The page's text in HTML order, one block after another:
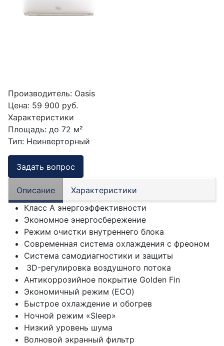
Производитель: Oasis
Цена: 59 900 руб.
Характеристики
Площадь: до 72 м²
Тип: Неинверторный
Задать вопрос
Описание
Характеристики
Класс А энергоэффективности
Экономное энергосбережение
Режим очистки внутреннего блока
Современная система охлаждения с фреоном
Система самодиагностики и защиты
3D-регулировка воздушного потока
Антикоррозийное покрытие Golden Fin
Экономичный режим (ECO)
Быстрое охлаждение и обогрев
Ночной режим «Sleep»
Низкий уровень шума
Волновой экранный фильтр